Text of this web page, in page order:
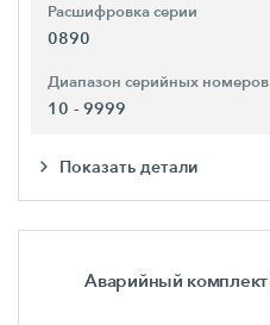
Расшифровка серии
0890
Диапазон серийных номеров
10 - 9999
Показать детали
Аварийный комплект